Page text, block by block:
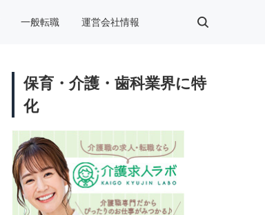
一般転職 運営会社情報
保育・介護・歯科業界に特
化